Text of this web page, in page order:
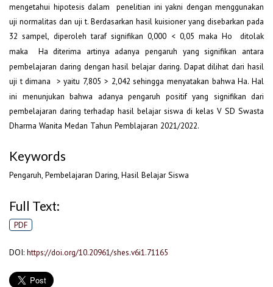
mengetahui hipotesis dalam penelitian ini yakni dengan menggunakan
uji normalitas dan uji t. Berdasarkan hasil kuisioner yang disebarkan pada
32 sampel, diperoleh taraf signifikan 0,000 < 0,05 maka Hoditolak
maka Haditerima artinya adanya pengaruh yang signifikan antara
pembelajaran daring dengan hasil belajar daring. Dapat dilihat dari hasil
uji t dimana > yaitu 7,805 > 2,042 sehingga menyatakan bahwa Ha. Hal
ini menunjukan bahwa adanya pengaruh positif yang signifikan dari
pembelajaran daring terhadap hasil belajar siswa di kelas V SD Swasta
Dharma Wanita Medan Tahun Pemblajaran 2021/2022.
Keywords
Pengaruh, Pembelajaran Daring, Hasil Belajar Siswa
Full Text:
PDF
DOI: https://doi.org/10.20961/shes.v6i1.71165